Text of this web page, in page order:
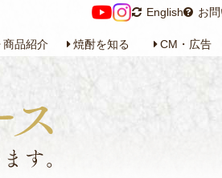
English お
商品紹介 焼酎を知る CM・広告